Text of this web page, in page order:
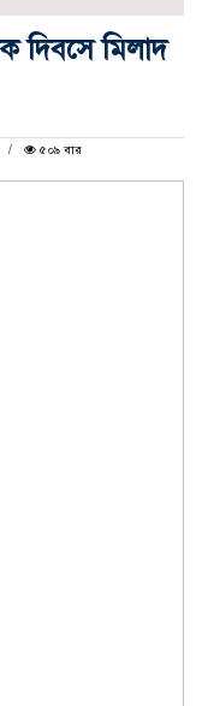
দিবসে মিলাদ
৫০৯ বার